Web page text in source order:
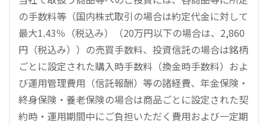
の手数料等（国内株式取引の場合は約定代金に対して
最大1.43％（税込み）（20万円以下の場合は、2,860
円（税込み））の売買手数料、投資信託の場合は銘柄
ごとに設定された購入時手数料（換金時手数料）およ
び運用管理費用（信託報酬）等の諸経費、年金保険・
終身保険・養老保険の場合は商品ごとに設定された契
約時・運用期間中にご負担いただく費用および一定期